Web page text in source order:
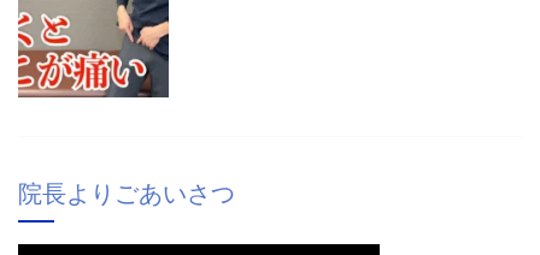
院長よりごあいさつ